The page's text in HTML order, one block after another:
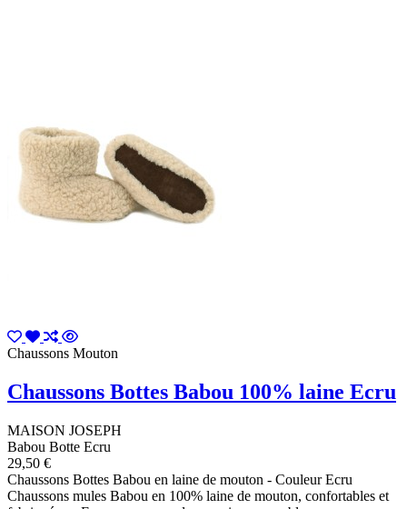
Chaussons Mouton
Chaussons Bottes Babou 100% laine Ecru
MAISON JOSEPH
Babou Botte Ecru
29,50 €
Chaussons Bottes Babou en laine de mouton - Couleur Ecru
Chaussons mules Babou en 100% laine de mouton, confortables et